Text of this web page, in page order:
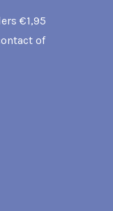
€1,95
of